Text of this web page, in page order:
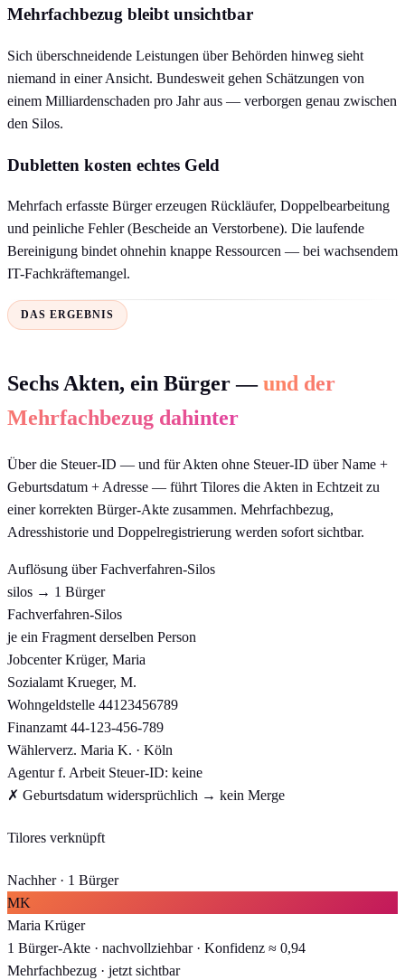
Mehrfachbezug bleibt unsichtbar
Sich überschneidende Leistungen über Behörden hinweg sieht
niemand in einer Ansicht. Bundesweit gehen Schätzungen von
einem Milliardenschaden pro Jahr aus — verborgen genau zwischen
den Silos.
Dubletten kosten echtes Geld
Mehrfach erfasste Bürger erzeugen Rückläufer, Doppelbearbeitung
und peinliche Fehler (Bescheide an Verstorbene). Die laufende
Bereinigung bindet ohnehin knappe Ressourcen — bei wachsendem
IT-Fachkräftemangel.
DAS ERGEBNIS
Sechs Akten, ein Bürger —und der
Mehrfachbezug dahinter
Über die Steuer-ID — und für Akten ohne Steuer-ID über Name +
Geburtsdatum + Adresse — führt Tilores die Akten in Echtzeit zu
einer korrekten Bürger-Akte zusammen. Mehrfachbezug,
Adresshistorie und Doppelregistrierung werden sofort sichtbar.
Auflösung über Fachverfahren-Silos
silos → 1 Bürger
Fachverfahren-Silos
je ein Fragment derselben Person
Jobcenter Krüger, Maria
Sozialamt Krueger, M.
Wohngeldstelle 44123456789
Finanzamt 44-123-456-789
Wählerverz. Maria K. · Köln
Agentur f. Arbeit Steuer-ID: keine
✗ Geburtsdatum widersprüchlich → kein Merge
Tilores verknüpft
Nachher · 1 Bürger
MK
Maria Krüger
1 Bürger-Akte · nachvollziehbar · Konfidenz ≈ 0,94
Mehrfachbezug · jetzt sichtbar